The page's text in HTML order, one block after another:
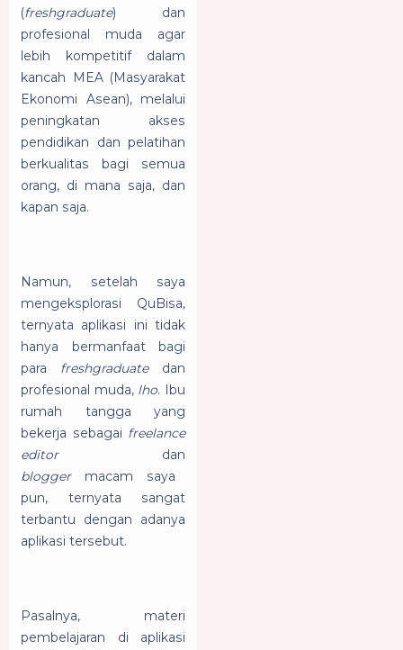
(freshgraduate) dan
profesional muda agar
lebih kompetitif dalam
kancah MEA (Masyarakat
Ekonomi Asean), melalui
peningkatan akses
pendidikan dan pelatihan
berkualitas bagi semua
orang, di mana saja, dan
kapan saja.
Namun, setelah saya
mengeksplorasi QuBisa,
ternyata aplikasi ini tidak
hanya bermanfaat bagi
para
freshgraduate dan
profesional muda, lho. Ibu
rumah tangga yang
bekerja sebagai freelance
editor dan
blogger macam saya
pun, ternyata sangat
terbantu dengan adanya
aplikasi tersebut.
Pasalnya, materi
pembelajaran di aplikasi